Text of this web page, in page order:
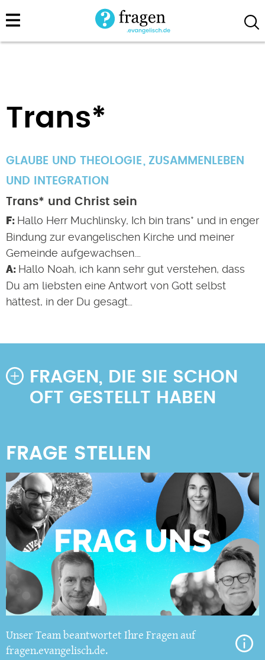
Direkt
zum
Trans*
GLAUBE UND THEOLOGIE
ZUSAMMENLEBEN
UND INTEGRATION
Trans* und Christ sein
Hallo Herr Muchlinsky, Ich bin trans* und in enger
Bindung zur evangelischen Kirche und meiner
Gemeinde aufgewachsen.…
Hallo Noah, ich kann sehr gut verstehen, dass
Du am liebsten eine Antwort von Gott selbst
hättest, in der Du gesagt…
FRAGEN, DIE SIE SCHON
OFT GESTELLT HABEN
Unser Team beantwortet Ihre Fragen auf
fragen.evangelisch.de.